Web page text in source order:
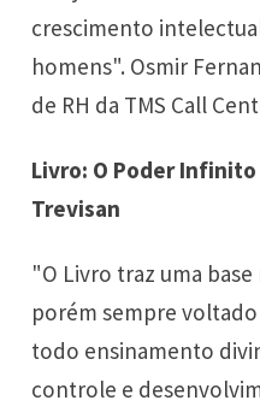
crescimento
homens". Osmir
de RH da TMS Call
Livro: O Poder
Trevisan
"O Livro traz uma
porém sempre
todo ensinamento
controle e